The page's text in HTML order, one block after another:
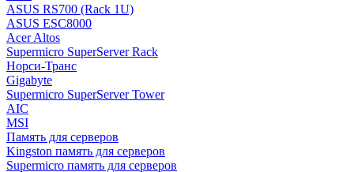
ASUS RS700 (Rack 1U)
ASUS ESC8000
Acer Altos
Supermicro SuperServer Rack
Норси-Транс
Gigabyte
Supermicro SuperServer Tower
AIC
MSI
Память для серверов
Kingston память для серверов
Supermicro память для серверов